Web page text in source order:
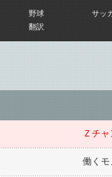
野球
サッ
翻訳
Ｚチ
働くモ